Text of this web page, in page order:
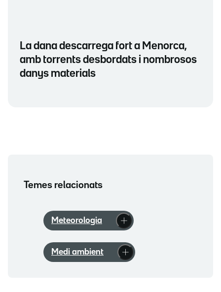
La dana descarrega fort a Menorca,
amb torrents desbordats i nombrosos
danys materials
Temes relacionats
Meteorologia
Medi ambient